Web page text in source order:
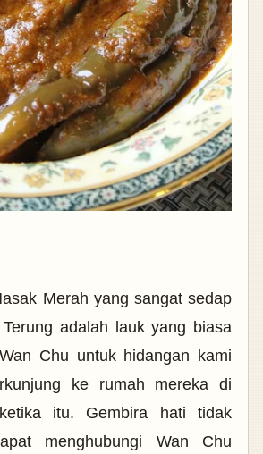
Merah yang sangat sedap
adalah lauk yang biasa
Chu untuk hidangan kami
ke rumah mereka di
itu. Gembira hati tidak
menghubungi Wan Chu